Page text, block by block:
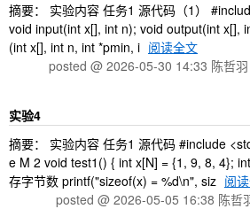
摘要： 实验内容 任务1 源代码（1）
void input(int x[], int n); void output(int x[],
(int x[], int n, int *pmin, i 阅读全文
posted @ 2026-05-30 14:33 陈哲羽
实验4
摘要： 实验内容 任务1 源代码 #include
e M 2 void test1() { int x[N] = {1, 9, 8, 4};
存字节数 printf("sizeof(x) = %d\n", siz 阅
posted @ 2026-05-05 16:38 陈哲